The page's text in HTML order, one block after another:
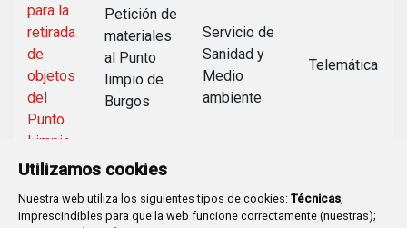
Utilizamos cookies
Nuestra web utiliza los siguientes tipos de cookies: Técnicas,
imprescindibles para que la web funcione correctamente (nuestras);
para la
retirada
de
objetos
del
Punto
Limpio
Petición de
materiales
al Punto
limpio de
Burgos
Servicio de
Sanidad y
Medio
ambiente
Telemática